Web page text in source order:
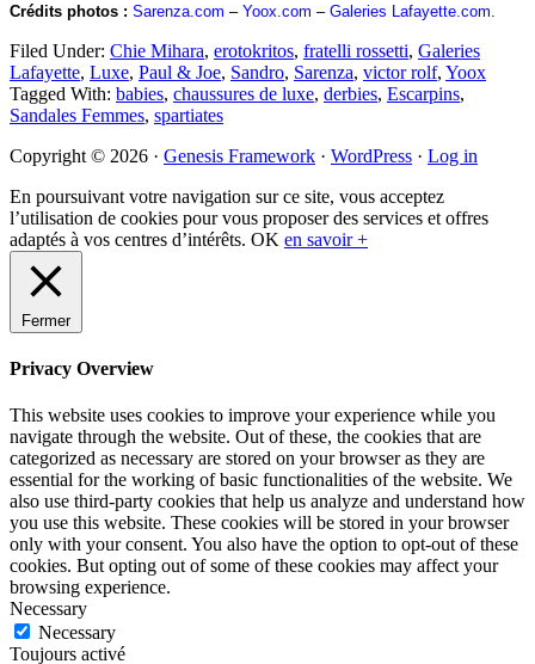
Crédits photos : Sarenza.com – Yoox.com – Galeries Lafayette.com
Filed Under: Chie Mihara, erotokritos, fratelli rossetti, Galeries
Lafayette, Luxe, Paul & Joe, Sandro, Sarenza, victor rolf, Yoox
Tagged With: babies, chaussures de luxe, derbies, Escarpins,
Sandales Femmes, spartiates
Primary
Sidebar
Copyright © 2026 · Genesis Framework · WordPress · Log in
En poursuivant votre navigation sur ce site, vous acceptez
l’utilisation de cookies pour vous proposer des services et offres
adaptés à vos centres d’intérêts. OK en savoir +
Fermer
Privacy Overview
This website uses cookies to improve your experience while you
navigate through the website. Out of these, the cookies that are
categorized as necessary are stored on your browser as they are
essential for the working of basic functionalities of the website. We
also use third-party cookies that help us analyze and understand how
you use this website. These cookies will be stored in your browser
only with your consent. You also have the option to opt-out of these
cookies. But opting out of some of these cookies may affect your
browsing experience.
Necessary
Necessary
Toujours activé